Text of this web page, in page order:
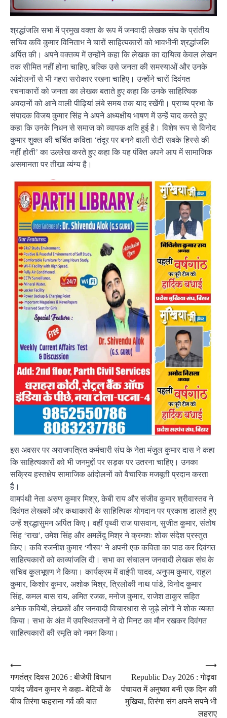
श्रद्धांजलि सभा में प्रमुख वक्ता के रूप में जनवादी लेखक संघ के प्रांतीय
सचिव कवि कुमार विनिताभ ने चारों साहित्यकारों को भावभीनी श्रद्धांजलि
अर्पित की। अपने वक्तव्य में उन्होंने कहा कि लेखक का दायित्व केवल लेखन
तक सीमित नहीं होना चाहिए, बल्कि उसे जनता की समस्याओं और उनके
आंदोलनों से भी गहरा सरोकार रखना चाहिए। उन्होंने चारों दिवंगत
रचनाकारों को जनता का लेखक बताते हुए कहा कि उनके साहित्यिक
अवदानों को आने वाली पीढ़ियां लंबे समय तक याद रखेंगी। प्राच्य प्रभा के
संपादक विजय कुमार सिंह ने अपने अध्यक्षीय भाषण में उन्हें याद करते हुए
कहा कि उनके निधन से समाज को व्यापक क्षति हुई है। विशेष रूप से विनोद
कुमार शुक्ल की चर्चित कविता ‘तंदूर पर बनने वाली रोटी सबके हिस्से की
नहीं होती’ का उल्लेख करते हुए कहा कि यह पंक्ति अपने आप में सामाजिक
असमानता पर तीखा व्यंग्य है।
इस अवसर पर अराजपत्रित कर्मचारी संघ के नेता मंजुल कुमार दास ने कहा
कि साहित्यकारों को भी जनमुद्दों पर सड़क पर उतरना चाहिए। उनका
सक्रिय हस्तक्षेप सामाजिक आंदोलनों को वैचारिक मजबूती प्रदान करता
है।
वामपंथी नेता अरुण कुमार मिश्र, केबी राय और संजीव कुमार श्रीवास्तव ने
दिवंगत लेखकों और कथाकारों के साहित्यिक योगदान पर प्रकाश डालते हुए
उन्हें श्रद्धासुमन अर्पित किए। वहीं पृथ्वी राज पासवान, सुजीत कुमार, संतोष
सिंह ‘राख’, उमेश सिंह और अमलेंदु मिश्र ने क्रमशः शोक संदेश प्रस्तुत
किए। कवि रजनीश कुमार ‘गौरव’ ने अपनी एक कविता का पाठ कर दिवंगत
साहित्यकारों को काव्यांजलि दी। सभा का संचालन जनवादी लेखक संघ के
सचिव कुलभूषण ने किया। कार्यक्रम में वाईपी यादव, अनुपम कुमार, राहुल
कुमार, किशोर कुमार, अशोक मिश्र, त्रिलोकी नाथ पांडे, विनोद कुमार
सिंह, कमल बास राय, अमित रजक, मनोज कुमार, राजेश ठाकुर सहित
अनेक कवियों, लेखकों और जनवादी विचारधारा से जुड़े लोगों ने शोक व्यक्त
किया। सभा के अंत में उपस्थितजनों ने दो मिनट का मौन रखकर दिवंगत
साहित्यकारों की स्मृति को नमन किया।
Post
navigation
⟵
गणतंत्र दिवस 2026 : बीजेपी विधान
पार्षद जीवन कुमार ने कहा- बेटियों के
बीच तिरंगा फहराना गर्व की बात
Republic Day 2026 : गोढ़वा
पंचायत में अनुष्का बनी एक दिन की
मुखिया, तिरंगा संग अपने सपने भी
लहराए
⟶